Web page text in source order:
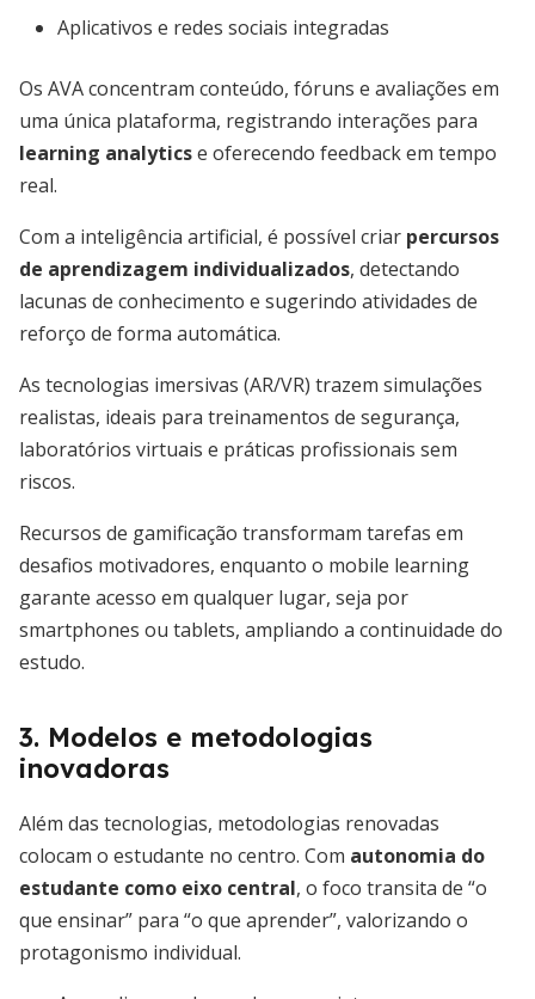
Aplicativos e redes sociais integradas
Os AVA concentram conteúdo, fóruns e avaliações em
uma única plataforma, registrando interações para
learning analyticse oferecendo feedback em tempo
real.
Com a inteligência artificial, é possível criar percursos
de aprendizagem individualizados, detectando
lacunas de conhecimento e sugerindo atividades de
reforço de forma automática.
As tecnologias imersivas (AR/VR) trazem simulações
realistas, ideais para treinamentos de segurança,
laboratórios virtuais e práticas profissionais sem
riscos.
Recursos de gamificação transformam tarefas em
desafios motivadores, enquanto o mobile learning
garante acesso em qualquer lugar, seja por
smartphones ou tablets, ampliando a continuidade do
estudo.
3. Modelos e metodologias
inovadoras
Além das tecnologias, metodologias renovadas
colocam o estudante no centro. Com autonomia do
estudante como eixo central, o foco transita de “o
que ensinar” para “o que aprender”, valorizando o
protagonismo individual.